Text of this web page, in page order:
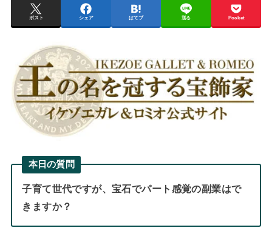
ポスト シェア はてブ 送る Pocket
本日の質問
子育て世代ですが、宝石でパート感覚の副業はで
きますか？